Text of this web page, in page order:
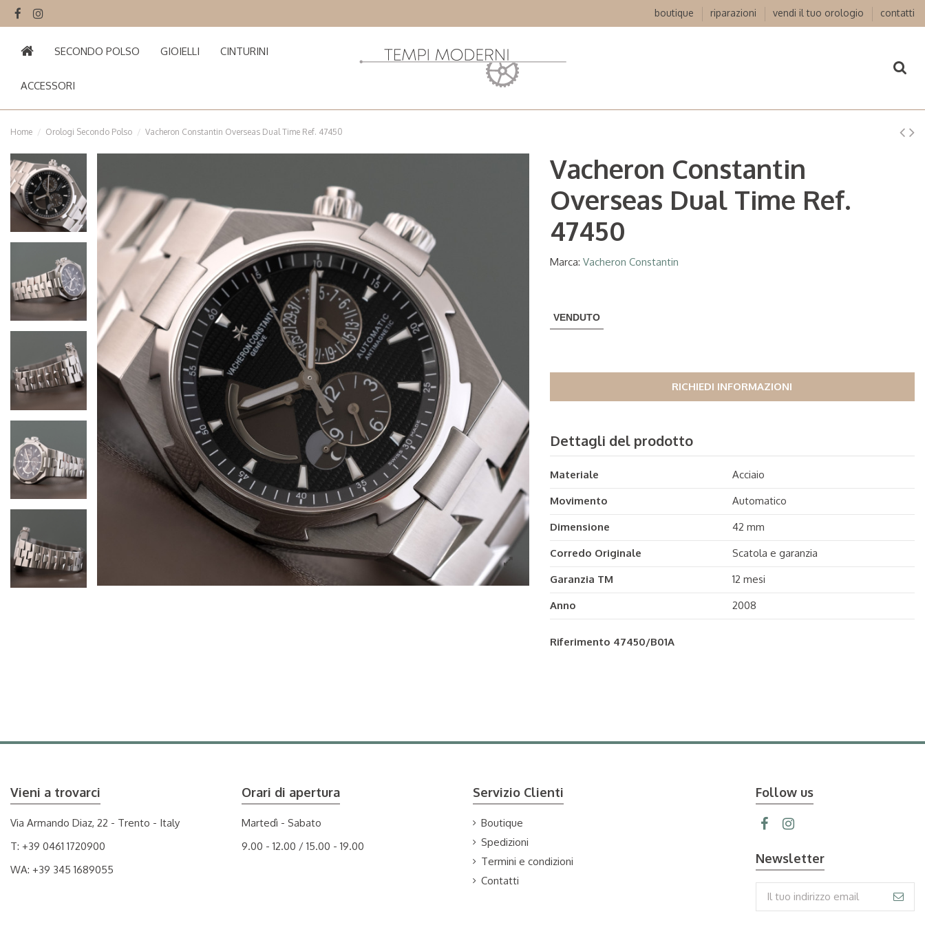
boutique riparazioni vendi il tuo orologio contatti
SECONDO POLSO GIOIELLI CINTURINI
ACCESSORI
Home Orologi Secondo Polso Vacheron Constantin Overseas Dual Time Ref. 47450
Vacheron Constantin
Overseas Dual Time Ref.
47450
Marca: Vacheron Constantin
VENDUTO
RICHIEDI INFORMAZIONI
Dettagli del prodotto
Materiale
Acciaio
Movimento
Automatico
Dimensione
42 mm
Corredo Originale
Scatola e garanzia
Garanzia TM
12 mesi
Anno
2008
Riferimento 47450/B01A
Vieni a trovarci
Via Armando Diaz, 22 - Trento - Italy
T: +39 0461 1720900
WA: +39 345 1689055
Orari di apertura
Martedì - Sabato
9.00 - 12.00 / 15.00 - 19.00
Servizio Clienti
Boutique
Spedizioni
Termini e condizioni
Contatti
Follow us
Newsletter